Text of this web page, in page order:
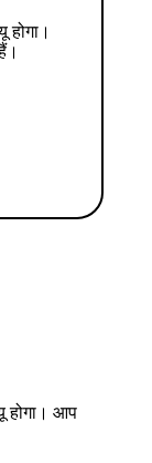
होगा।
होगा। आप